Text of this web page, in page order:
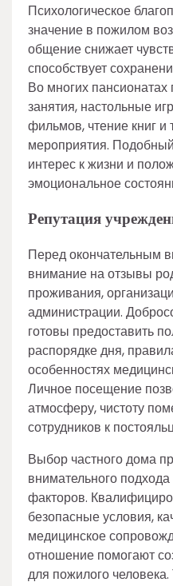
Психологическое
значение в пожилом
общение снижает
способствует
Во многих пансионатах
занятия, настольные
фильмов, чтение книг и
мероприятия.
интерес к жизни и
эмоциональное
Репутация
Перед окончательным
внимание на отзывы
проживания,
администрации.
готовы предоставить
распорядке дня,
особенностях
Личное посещение
атмосферу, чистоту
сотрудников к
Выбор частного дома
внимательного
факторов.
безопасные условия,
медицинское
отношение помогают
для пожилого